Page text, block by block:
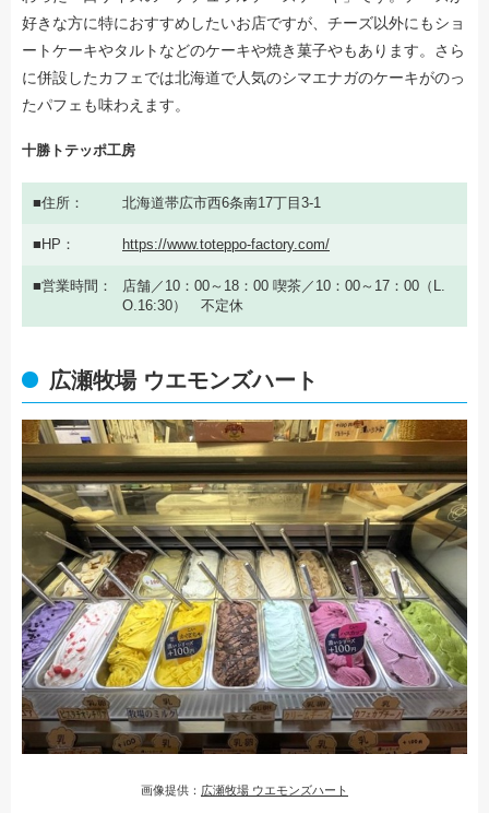
好きな方に特におすすめしたいお店ですが、チーズ以外にもショ
ートケーキやタルトなどのケーキや焼き菓子やもあります。さら
に併設したカフェでは北海道で人気のシマエナガのケーキがのっ
たパフェも味わえます。
十勝トテッポ工房
住所 北海道帯広市西6条南17丁目3-1
HP https://www.toteppo-factory.com/
営業時間
店舗／10：00～18：00 喫茶／10：00～17：00（L.
O.16:30） 不定休
広瀬牧場 ウエモンズハート
画像提供： 広瀬牧場 ウエモンズハート